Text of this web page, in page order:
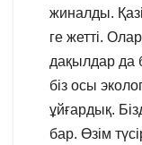
жиналды.
ге жетті.
дақылдар да
біз осы
ұйғардық.
бар. Өзім